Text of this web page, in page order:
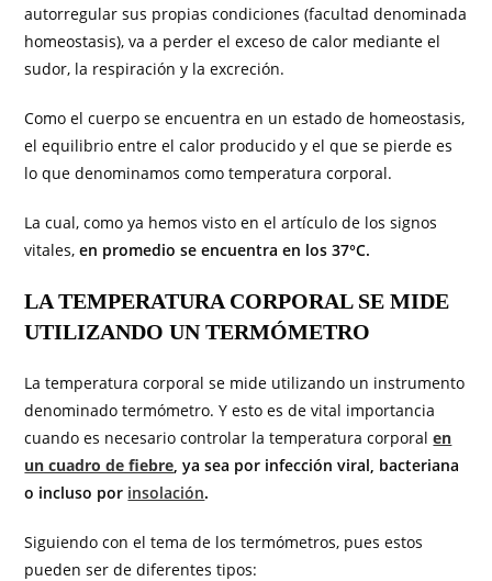
autorregular sus propias condiciones (facultad denominada
homeostasis), va a perder el exceso de calor mediante el
sudor, la respiración y la excreción.
Como el cuerpo se encuentra en un estado de homeostasis,
el equilibrio entre el calor producido y el que se pierde es
lo que denominamos como temperatura corporal.
La cual, como ya hemos visto en el artículo de los signos
vitales,en promedio se encuentra en los 37°C.
LA TEMPERATURA CORPORAL SE MIDE
UTILIZANDO UN TERMÓMETRO
La temperatura corporal se mide utilizando un instrumento
denominado termómetro. Y esto es de vital importancia
cuando es necesario controlar la temperatura corporalen
un cuadro de fiebre, ya sea por infección viral, bacteriana
o incluso por insolación.
Siguiendo con el tema de los termómetros, pues estos
pueden ser de diferentes tipos: